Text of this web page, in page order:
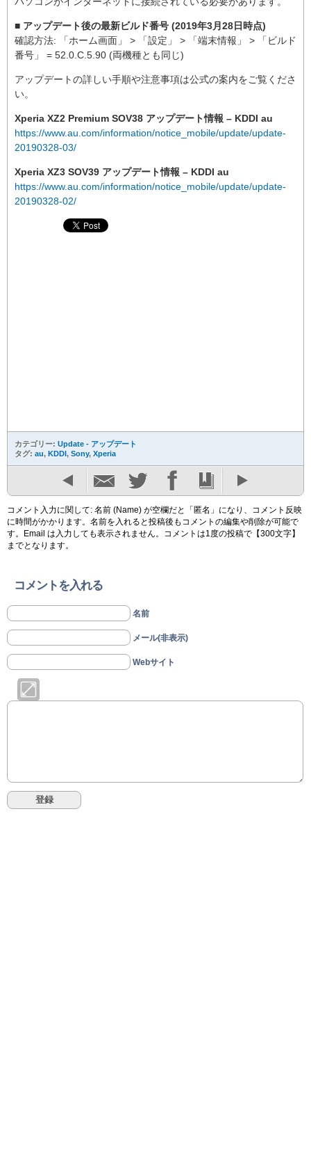
■ アップデート後の最新ビルド番号 (2019年3月28日時点)
確認方法: 「ホーム画面」 > 「設定」 > 「端末情報」 > 「ビルド
番号」 = 52.0.C.5.90 (両機種とも同じ)
アップデートの詳しい手順や注意事項は公式の案内をご覧くださ
い。
Xperia XZ2 Premium SOV38 アップデート情報 – KDDI au
https://www.au.com/information/notice_mobile/update/update-
20190328-03/
Xperia XZ3 SOV39 アップデート情報 – KDDI au
https://www.au.com/information/notice_mobile/update/update-
20190328-02/
カテゴリー: Update - アップデート
タグ: au, KDDI, Sony, Xperia
コメント入力に関して: 名前 (Name) が空欄だと「匿名」になり、コメント反映
に時間がかかります。名前を入れると投稿後もコメントの編集や削除が可能で
す。Email は入力しても表示されません。コメントは1度の投稿で【300文字】
までとなります。
コメントを入れる
名前
メール(非表示)
Webサイト